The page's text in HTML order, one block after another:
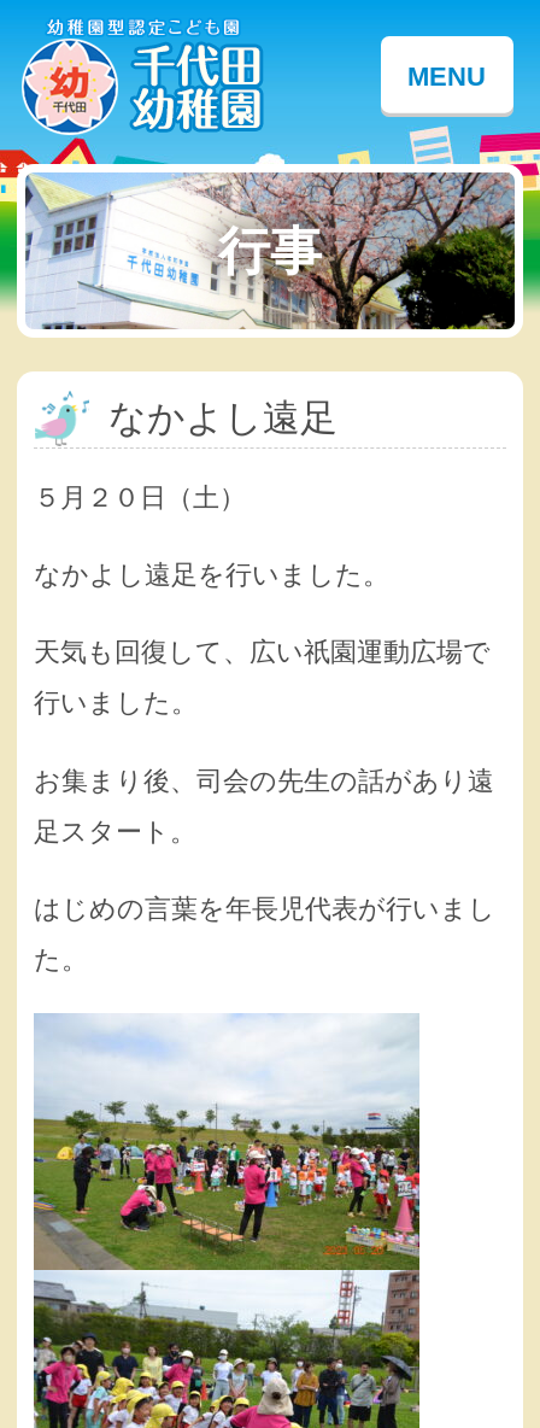
MENU
行事
なかよし遠足
５月２０日（土）
なかよし遠足を行いました。
天気も回復して、広い祇園運動広場で
行いました。
お集まり後、司会の先生の話があり遠
足スタート。
はじめの言葉を年長児代表が行いまし
た。